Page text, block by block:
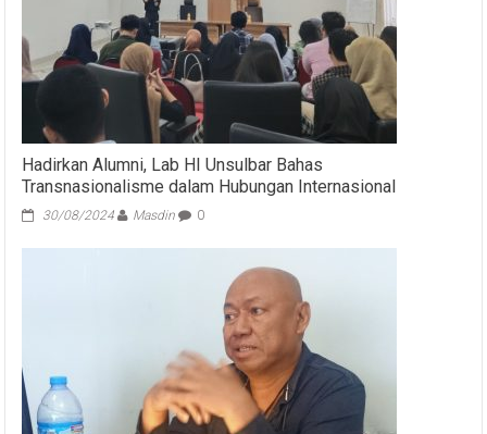
Hadirkan Alumni, Lab HI Unsulbar Bahas
Transnasionalisme dalam Hubungan Internasional
30/08/2024 Masdin 0